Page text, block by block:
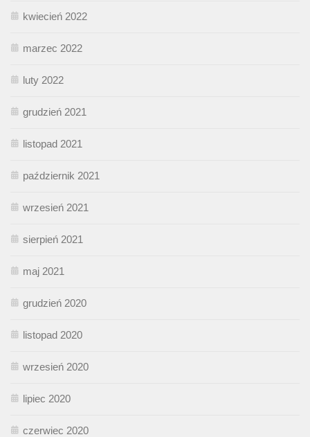
kwiecień 2022
marzec 2022
luty 2022
grudzień 2021
listopad 2021
październik 2021
wrzesień 2021
sierpień 2021
maj 2021
grudzień 2020
listopad 2020
wrzesień 2020
lipiec 2020
czerwiec 2020